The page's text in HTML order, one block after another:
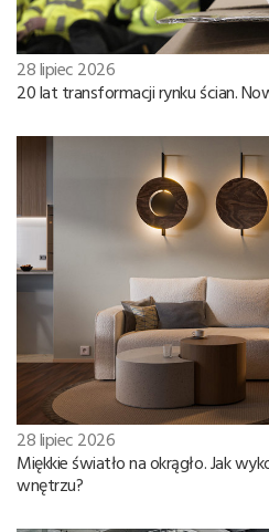
28 lipiec 2026
20 lat transformacji rynku ścian.
28 lipiec 2026
Miękkie światło na okrągło. Jak
wnętrzu?